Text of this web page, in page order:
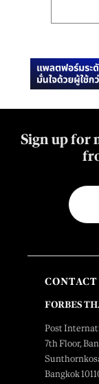
Sign up for
CONTACT
FORBES
Post
7th Floor,
Bangkok